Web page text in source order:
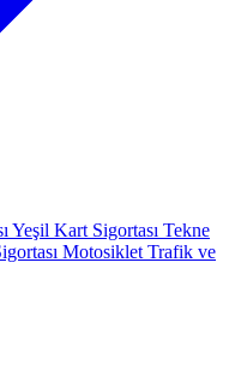
Yeşil Kart Sigortası Tekne
Motosiklet Trafik ve